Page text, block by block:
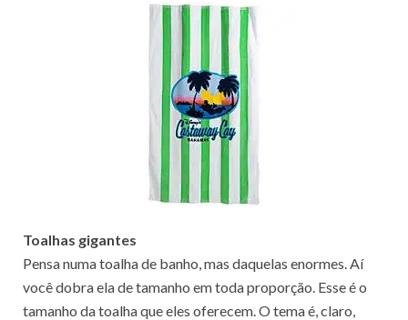
Toalhas gigantes
Pensa numa toalha de banho, mas daquelas enormes. Aí
você dobra ela de tamanho em toda proporção. Esse é o
tamanho da toalha que eles oferecem. O tema é, claro,